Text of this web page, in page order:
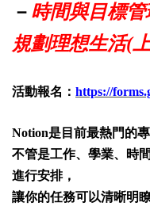
－ 時間與目標
規劃理想生活(
活動報名： https://
Notion是目前最熱門的
不管是工作、學業、時
進行安排，
讓你的任務可以清晰明